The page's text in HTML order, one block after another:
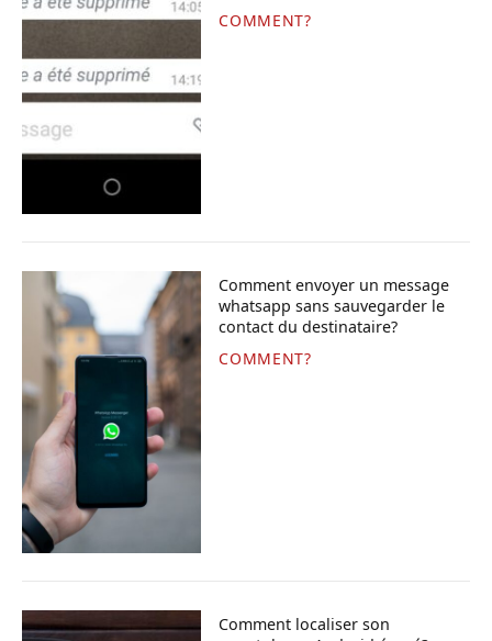
COMMENT?
Comment envoyer un message
whatsapp sans sauvegarder le
contact du destinataire?
COMMENT?
Comment localiser son